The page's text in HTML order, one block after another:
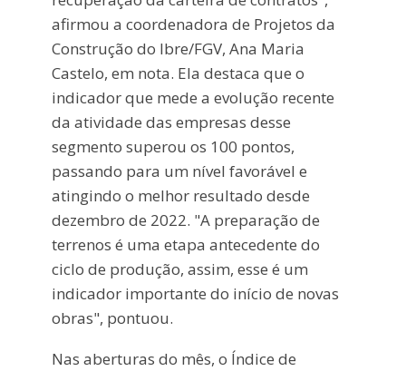
afirmou a coordenadora de Projetos da
Construção do Ibre/FGV, Ana Maria
Castelo, em nota. Ela destaca que o
indicador que mede a evolução recente
da atividade das empresas desse
segmento superou os 100 pontos,
passando para um nível favorável e
atingindo o melhor resultado desde
dezembro de 2022. "A preparação de
terrenos é uma etapa antecedente do
ciclo de produção, assim, esse é um
indicador importante do início de novas
obras", pontuou.
Nas aberturas do mês, o Índice de